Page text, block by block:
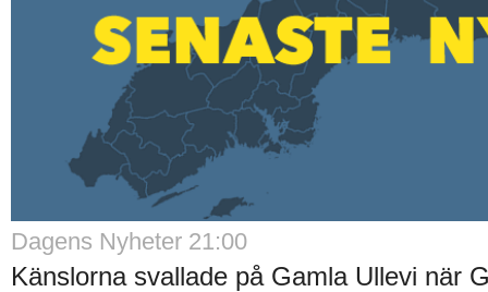
Dagens Nyheter 21:00
Känslorna svallade på Gamla Ullevi när